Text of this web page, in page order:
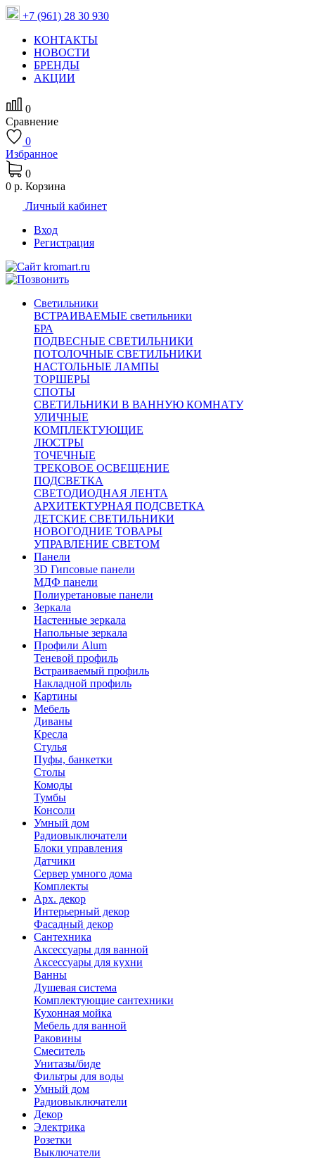
+7 (961) 28 30 930
КОНТАКТЫ
НОВОСТИ
БРЕНДЫ
АКЦИИ
0
Сравнение
0
Избранное
0
0 р. Корзина
Личный кабинет
Вход
Регистрация
Светильники
ВСТРАИВАЕМЫЕ светильники
БРА
ПОДВЕСНЫЕ СВЕТИЛЬНИКИ
ПОТОЛОЧНЫЕ СВЕТИЛЬНИКИ
НАСТОЛЬНЫЕ ЛАМПЫ
ТОРШЕРЫ
СПОТЫ
СВЕТИЛЬНИКИ В ВАННУЮ КОМНАТУ
УЛИЧНЫЕ
КОМПЛЕКТУЮЩИЕ
ЛЮСТРЫ
ТОЧЕЧНЫЕ
ТРЕКОВОЕ ОСВЕЩЕНИЕ
ПОДСВЕТКА
СВЕТОДИОДНАЯ ЛЕНТА
АРХИТЕКТУРНАЯ ПОДСВЕТКА
ДЕТСКИЕ СВЕТИЛЬНИКИ
НОВОГОДНИЕ ТОВАРЫ
УПРАВЛЕНИЕ СВЕТОМ
Панели
3D Гипсовые панели
МДФ панели
Полиуретановые панели
Зеркала
Настенные зеркала
Напольные зеркала
Профили Alum
Теневой профиль
Встраиваемый профиль
Накладной профиль
Картины
Мебель
Диваны
Кресла
Стулья
Пуфы, банкетки
Столы
Комоды
Тумбы
Консоли
Умный дом
Радиовыключатели
Блоки управления
Датчики
Сервер умного дома
Комплекты
Арх. декор
Интерьерный декор
Фасадный декор
Сантехника
Аксессуары для ванной
Аксессуары для кухни
Ванны
Душевая система
Комплектующие сантехники
Кухонная мойка
Мебель для ванной
Раковины
Смеситель
Унитазы/биде
Фильтры для воды
Умный дом
Радиовыключатели
Декор
Электрика
Розетки
Выключатели